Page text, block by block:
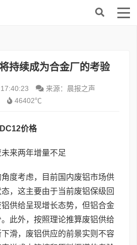
持续成为合金厂的考验
来源：晨报之声
46402℃
价格
未来两年增量不足
度考虑，目前国内废铝市场供
，这主要由于当前废铝保级回
供给呈现增长态势，但铝合金
此外，按照理论推算废铝供给
滑，废铝供应的前景实则不容